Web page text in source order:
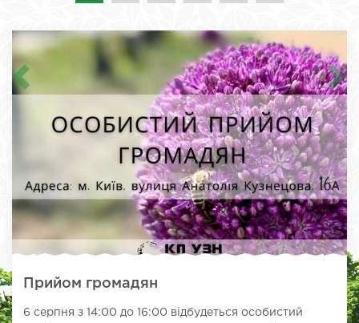
Прийом громадян
6 серпня з 14:00 до 16:00 відбудеться особистий